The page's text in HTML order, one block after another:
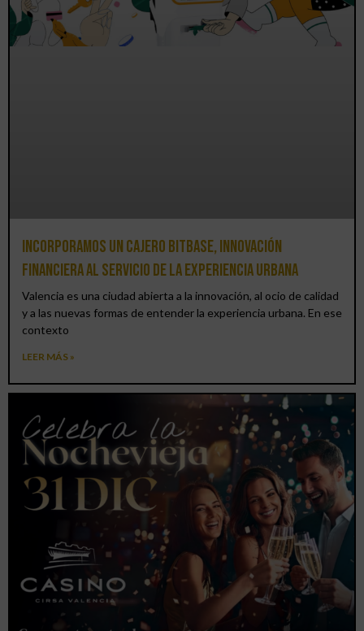
Incorporamos un cajero BitBase, innovación
financiera al servicio de la experiencia urbana
Valencia es una ciudad abierta a la innovación, al ocio de calidad
y a las nuevas formas de entender la experiencia urbana. En ese
contexto
LEER MÁS »